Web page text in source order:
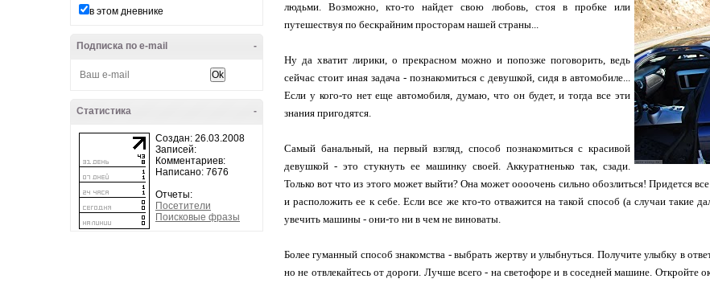
в этом дневнике
-
Подписка по e-mail
-
Статистика
Создан: 26.03.2008
Записей:
Комментариев:
Написано: 7676
Отчеты:
Посетители
Поисковые фразы
людьми. Возможно, кто-то найдет свою любовь, стоя в пробке или
путешествуя по бескрайним просторам нашей страны...
Ну да хватит лирики, о прекрасном можно и попозже поговорить, ведь
сейчас стоит иная задача - познакомиться с девушкой, сидя в автомобиле...
Если у кого-то нет еще автомобиля, думаю, что он будет, и тогда все эти
знания пригодятся.
Самый банальный, на первый взгляд, способ познакомиться с красивой
девушкой - это стукнуть ее машинку своей. Аккуратненько так, сзади.
Только вот что из этого может выйти? Она может оооочень сильно обозлиться! Придется
и расположить ее к себе. Если все же кто-то отважится на такой способ (а случаи такие
увечить машины - они-то ни в чем не виноваты.
Более гуманный способ знакомства - выбрать жертву и улыбнуться. Получите улыбку в
но не отвлекайтесь от дороги. Лучше всего - на светофоре и в соседней машине. Откройте